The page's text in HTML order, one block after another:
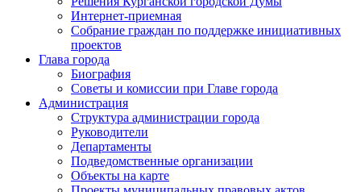
Интернет-приемная
Собрание граждан по поддержке инициативных
проектов
Глава города
Биография
Советы и комиссии при Главе города
Администрация
Структура администрации города
Руководители
Департаменты
Подведомственные организации
Объекты на карте